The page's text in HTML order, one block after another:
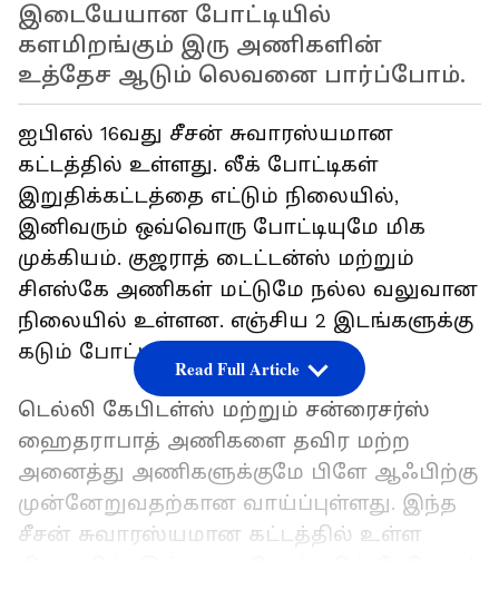
இடையேயான போட்டியில்
களமிறங்கும் இரு அணிகளின்
உத்தேச ஆடும் லெவனை பார்ப்போம்.
ஐபிஎல் 16வது சீசன் சுவாரஸ்யமான
கட்டத்தில் உள்ளது. லீக் போட்டிகள்
இறுதிக்கட்டத்தை எட்டும் நிலையில்,
இனிவரும் ஒவ்வொரு போட்டியுமே மிக
முக்கியம். குஜராத் டைட்டன்ஸ் மற்றும்
சிஎஸ்கே அணிகள் மட்டுமே நல்ல வலுவான
நிலையில் உள்ளன. எஞ்சிய 2 இடங்களுக்கு
கடும் போட்டி நிலவுகிறது.
டெல்லி கேபிடள்ஸ் மற்றும் சன்ரைசர்ஸ்
ஹைதராபாத் அணிகளை தவிர மற்ற
அனைத்து அணிகளுக்குமே பிளே ஆஃபிற்கு
முன்னேறுவதற்கான வாய்ப்புள்ளது. இந்த
சீசன் சுவாரஸ்யமான கட்டத்தில் உள்ள
Read Full Article